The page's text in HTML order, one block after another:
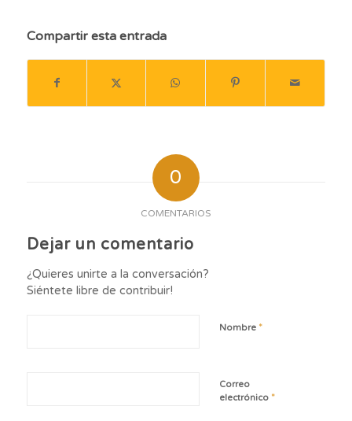
Compartir esta entrada
0
COMENTARIOS
Dejar un comentario
¿Quieres unirte a la conversación?
Siéntete libre de contribuir!
Nombre *
Correo
electrónico *